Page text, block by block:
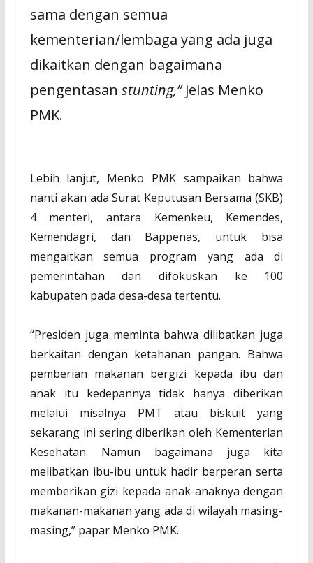
sama dengan semua
kementerian/lembaga yang ada juga
dikaitkan dengan bagaimana
pengentasan stunting,”jelas Menko
PMK.
Lebih lanjut, Menko PMK sampaikan bahwa
nanti akan ada Surat Keputusan Bersama (SKB)
4 menteri, antara Kemenkeu, Kemendes,
Kemendagri, dan Bappenas, untuk bisa
mengaitkan semua program yang ada di
pemerintahan dan difokuskan ke 100
kabupaten pada desa-desa tertentu.
“Presiden juga meminta bahwa dilibatkan juga
berkaitan dengan ketahanan pangan. Bahwa
pemberian makanan bergizi kepada ibu dan
anak itu kedepannya tidak hanya diberikan
melalui misalnya PMT atau biskuit yang
sekarang ini sering diberikan oleh Kementerian
Kesehatan. Namun bagaimana juga kita
melibatkan ibu-ibu untuk hadir berperan serta
memberikan gizi kepada anak-anaknya dengan
makanan-makanan yang ada di wilayah masing-
masing,” papar Menko PMK.